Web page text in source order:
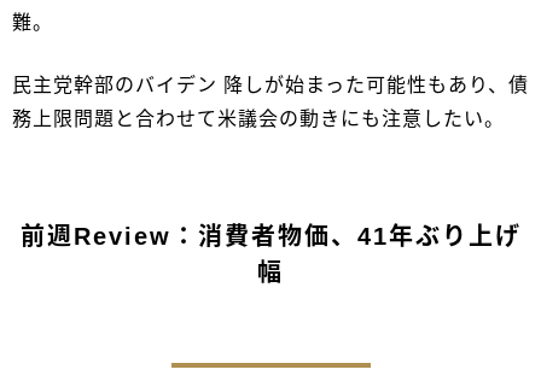
難。
民主党幹部のバイデン 降しが始まった可能性もあり、債
務上限問題と合わせて米議会の動きにも注意したい。
前週Review：消費者物価、41年ぶり上げ
幅